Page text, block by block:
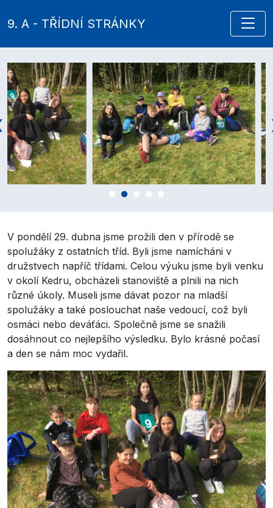
9. A - TŘÍDNÍ STRÁNKY
V pondělí 29. dubna jsme prožili den v přírodě se
spolužáky z ostatních tříd. Byli jsme namícháni v
družstvech napříč třídami. Celou výuku jsme byli venku
v okolí Kedru, obcházeli stanoviště a plnili na nich
různé úkoly. Museli jsme dávat pozor na mladší
spolužáky a také poslouchat naše vedoucí, což byli
osmáci nebo deváťáci. Společně jsme se snažili
dosáhnout co nejlepšího výsledku. Bylo krásné počasí
a den se nám moc vydařil.